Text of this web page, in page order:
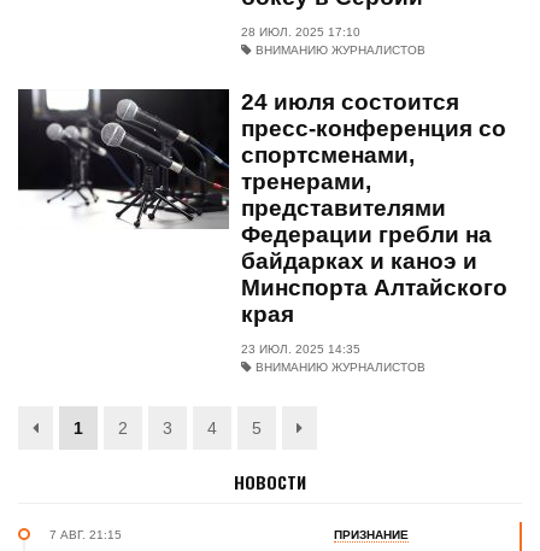
28 ИЮЛ. 2025 17:10
ВНИМАНИЮ ЖУРНАЛИСТОВ
24 июля состоится
пресс-конференция со
спортсменами,
тренерами,
представителями
Федерации гребли на
байдарках и каноэ и
Минспорта Алтайского
края
23 ИЮЛ. 2025 14:35
ВНИМАНИЮ ЖУРНАЛИСТОВ
1 2 3 4 5
НОВОСТИ
7 АВГ. 21:15 ПРИЗНАНИЕ